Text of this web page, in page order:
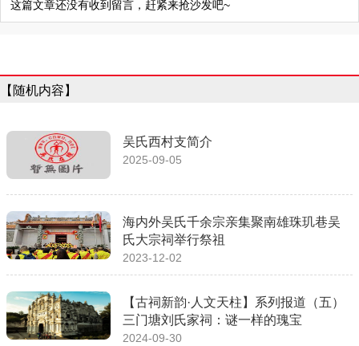
这篇文章还没有收到留言，赶紧来抢沙发吧~
【随机内容】
吴氏西村支简介
2025-09-05
海内外吴氏千余宗亲集聚南雄珠玑巷吴
氏大宗祠举行祭祖
2023-12-02
【古祠新韵·人文天柱】系列报道（五）
三门塘刘氏家祠：谜一样的瑰宝
2024-09-30